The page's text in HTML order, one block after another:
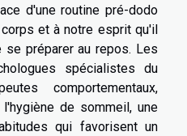
d'une routine pré-dodo
et à notre esprit qu'il
préparer au repos. Les
spécialistes du
comportementaux,
de sommeil, une
qui favorisent un